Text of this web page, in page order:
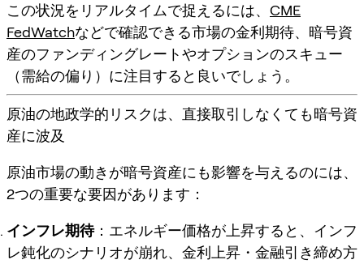
この状況をリアルタイムで捉えるには、 CME
FedWatchなどで確認できる市場の金利期待、暗号資
産のファンディングレートやオプションのスキュー
（需給の偏り）に注目すると良いでしょう。
原油の地政学的リスクは、直接取引しなくても暗号資
産に波及
原油市場の動きが暗号資産にも影響を与えるのには、
2つの重要な要因があります：
インフレ期待：エネルギー価格が上昇すると、インフ
レ鈍化のシナリオが崩れ、金利上昇・金融引き締め方